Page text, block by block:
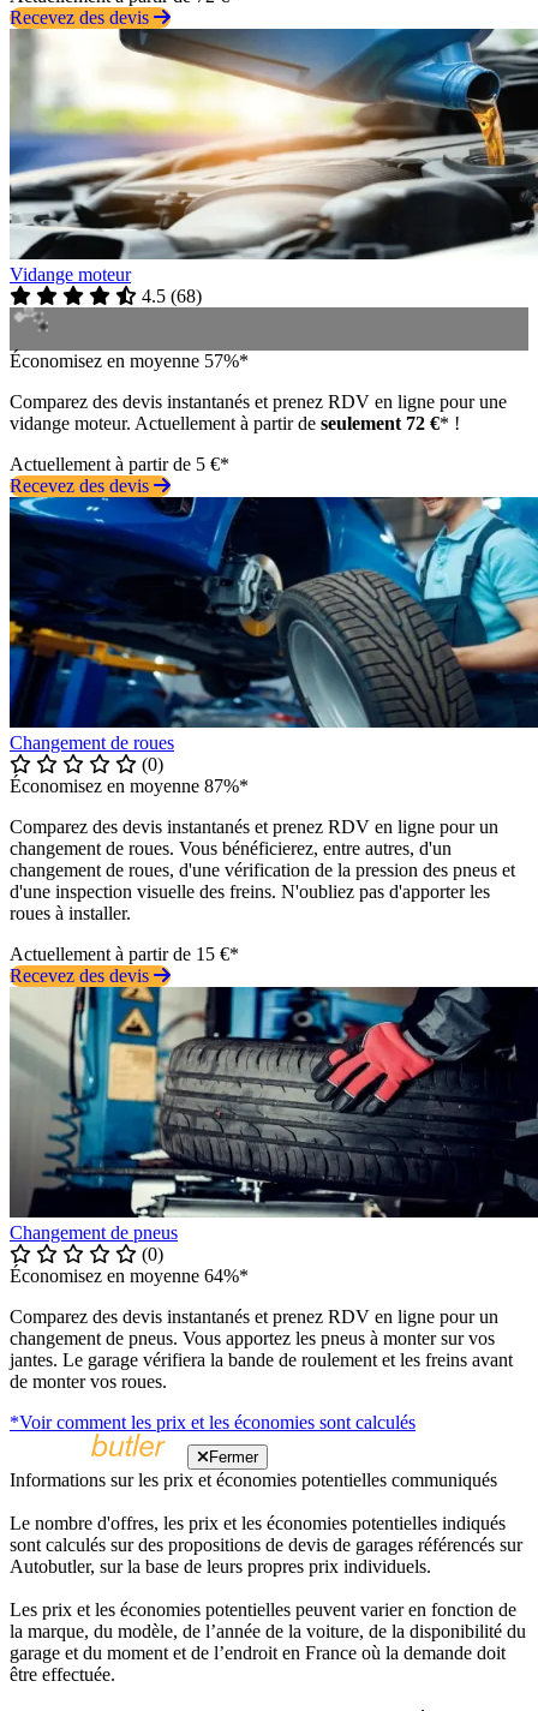
Recevez des devis
Vidange moteur
4.5 (68)
Économisez en moyenne 57%*
Comparez des devis instantanés et prenez RDV en ligne pour une
vidange moteur. Actuellement à partir de seulement 72 €* !
Actuellement à partir de 5 €*
Recevez des devis
Changement de roues
(0)
Économisez en moyenne 87%*
Comparez des devis instantanés et prenez RDV en ligne pour un
changement de roues. Vous bénéficierez, entre autres, d'un
changement de roues, d'une vérification de la pression des pneus et
d'une inspection visuelle des freins. N'oubliez pas d'apporter les
roues à installer.
Actuellement à partir de 15 €*
Recevez des devis
Changement de pneus
(0)
Économisez en moyenne 64%*
Comparez des devis instantanés et prenez RDV en ligne pour un
changement de pneus. Vous apportez les pneus à monter sur vos
jantes. Le garage vérifiera la bande de roulement et les freins avant
de monter vos roues.
*Voir comment les prix et les économies sont calculés
Fermer
Informations sur les prix et économies potentielles communiqués
Le nombre d'offres, les prix et les économies potentielles indiqués
sont calculés sur des propositions de devis de garages référencés sur
Autobutler, sur la base de leurs propres prix individuels.
Les prix et les économies potentielles peuvent varier en fonction de
la marque, du modèle, de l’année de la voiture, de la disponibilité du
garage et du moment et de l’endroit en France où la demande doit
être effectuée.